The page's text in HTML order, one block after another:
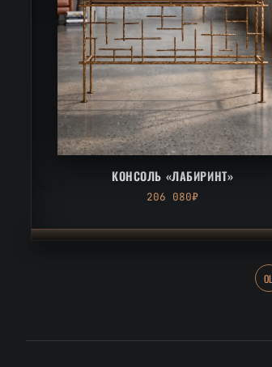
КОНСОЛЬ «ЛАБИРИНТ»
206 080₽
OL